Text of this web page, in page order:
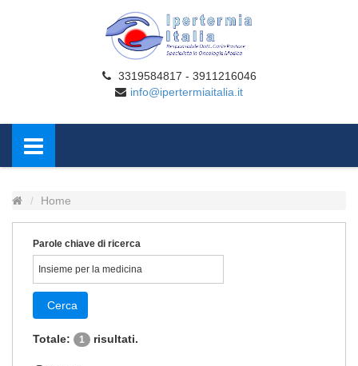
3319584817 - 3911216046
info@ipertermiaitalia.it
Home
Parole chiave di ricerca
Cerca
Totale: 1 risultati.